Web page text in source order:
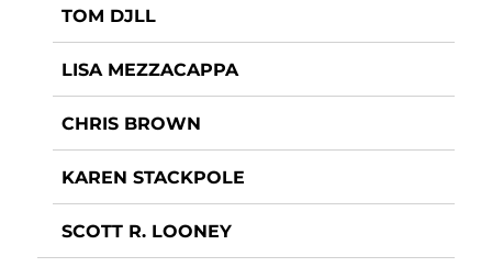
TOM DJLL
LISA MEZZACAPPA
CHRIS BROWN
KAREN STACKPOLE
SCOTT R. LOONEY